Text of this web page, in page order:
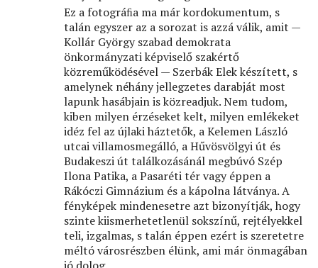
Ez a fotográﬁa ma már kordokumentum, s
talán egyszer az a sorozat is azzá válik, amit —
Kollár György szabad demokrata
önkormányzati képviselő szakértő
közreműködésével — Szerbák Elek készített, s
amelynek néhány jellegzetes darabját most
lapunk hasábjain is közreadjuk. Nem tudom,
kiben milyen érzéseket kelt, milyen emlékeket
idéz fel az újlaki háztetők, a Kelemen László
utcai villamosmegálló, a Hűvösvölgyi út és
Budakeszi út találkozásánál megbúvó Szép
Ilona Patika, a Pasaréti tér vagy éppen a
Rákóczi Gimnázium és a kápolna látványa. A
fényképek mindenesetre azt bizonyítják, hogy
szinte kiismerhetetlenül sokszínű, rejtélyekkel
teli, izgalmas, s talán éppen ezért is szeretetre
méltó városrészben élünk, ami már önmagában